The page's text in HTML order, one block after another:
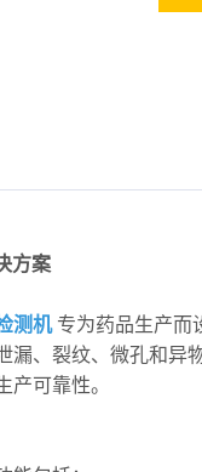
方案
测机专为药品生产而
漏、裂纹、微孔和异
可靠性。